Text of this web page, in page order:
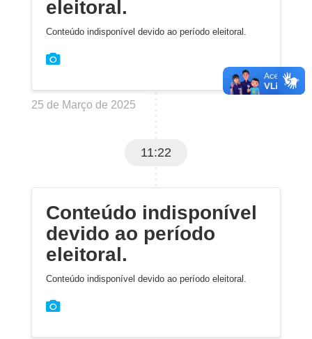
eleitoral.
Conteúdo indisponível devido ao período eleitoral.
25 de Março de 2025
11:22
Conteúdo indisponível
devido ao período
eleitoral.
Conteúdo indisponível devido ao período eleitoral.